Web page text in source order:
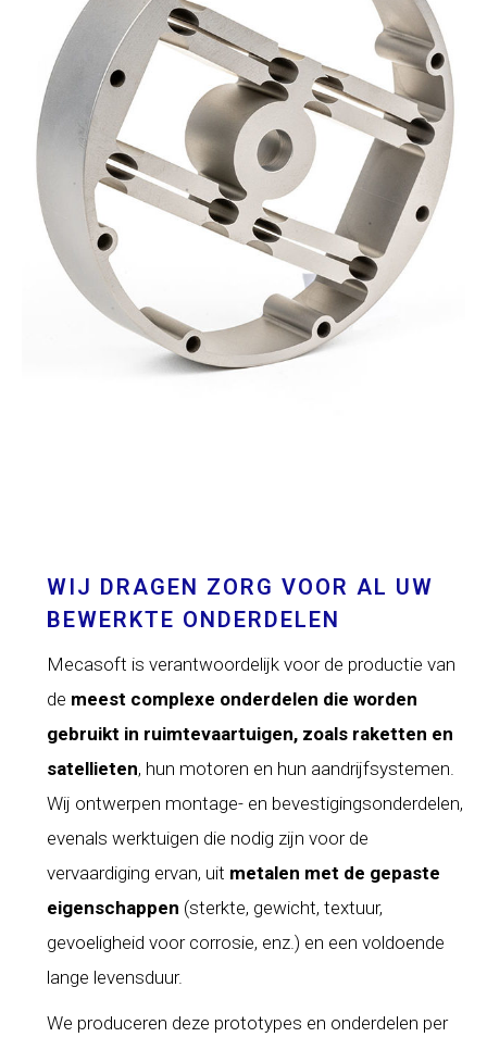
WIJ DRAGEN ZORG VOOR AL UW
BEWERKTE ONDERDELEN
Mecasoft is verantwoordelijk voor de productie van
de meest complexe onderdelen die worden
gebruikt in ruimtevaartuigen, zoals raketten en
satellieten, hun motoren en hun aandrijfsystemen.
Wij ontwerpen montage- en bevestigingsonderdelen,
evenals werktuigen die nodig zijn voor de
vervaardiging ervan, uit metalen met de gepaste
eigenschappen (sterkte, gewicht, textuur,
gevoeligheid voor corrosie, enz.) en een voldoende
lange levensduur.
We produceren deze prototypes en onderdelen per